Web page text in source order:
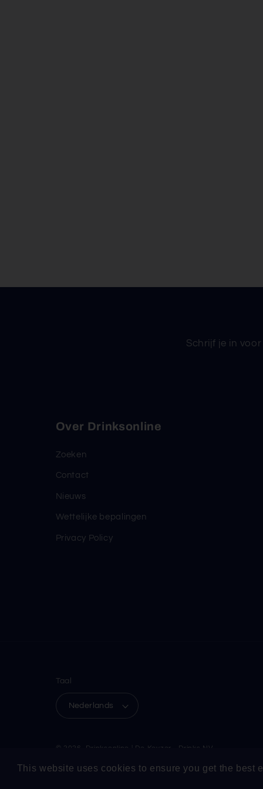
This website uses cookies to ensure you get the best
Schrijf je in
Over Drinksonline
Zoeken
Contact
Nieuws
Wettelijke bepalingen
Privacy Policy
Taal
Nederlands
© 2026, Drinksonline | De Keyzer - Drinks NV